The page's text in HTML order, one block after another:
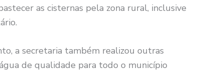
as cisternas pela zona rural, inclusive
a secretaria também realizou outras
de qualidade para todo o município